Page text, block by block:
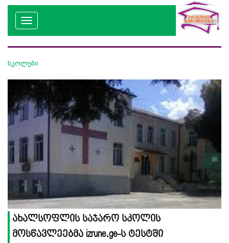
სკოლები
ახალსოფლის საჯარო სკოლის
მოსწავლეებმა izrune.ge-ს ტესტში